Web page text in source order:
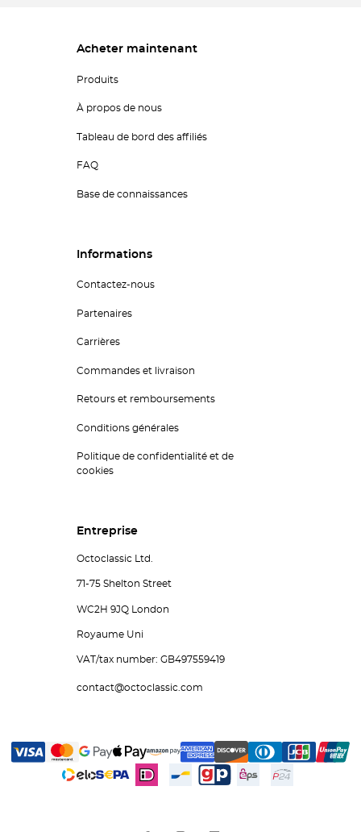
Acheter maintenant
Produits
À propos de nous
Tableau de bord des affiliés
FAQ
Base de connaissances
Informations
Contactez-nous
Partenaires
Carrières
Commandes et livraison
Retours et remboursements
Conditions générales
Politique de confidentialité et de
cookies
Entreprise
Octoclassic Ltd.
71-75 Shelton Street
WC2H 9JQ London
Royaume Uni
VAT/tax number: GB497559419
contact@octoclassic.com